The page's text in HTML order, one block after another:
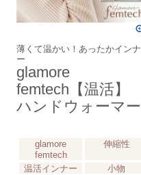
薄くて温かい！あったかインナ
ー
glamore
femtech【温活】
ハンドウォーマー
glamore
femtech
伸縮性
温活インナー
小物